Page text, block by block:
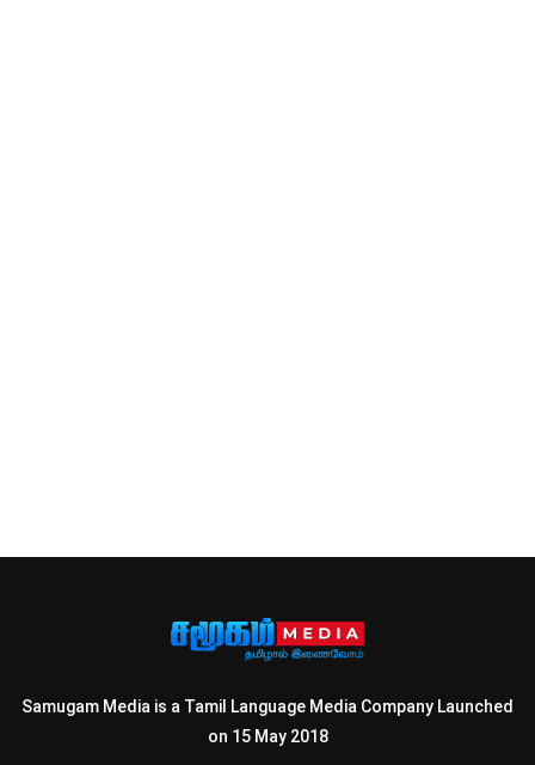
Samugam Media is a Tamil Language Media Company Launched
on 15 May 2018